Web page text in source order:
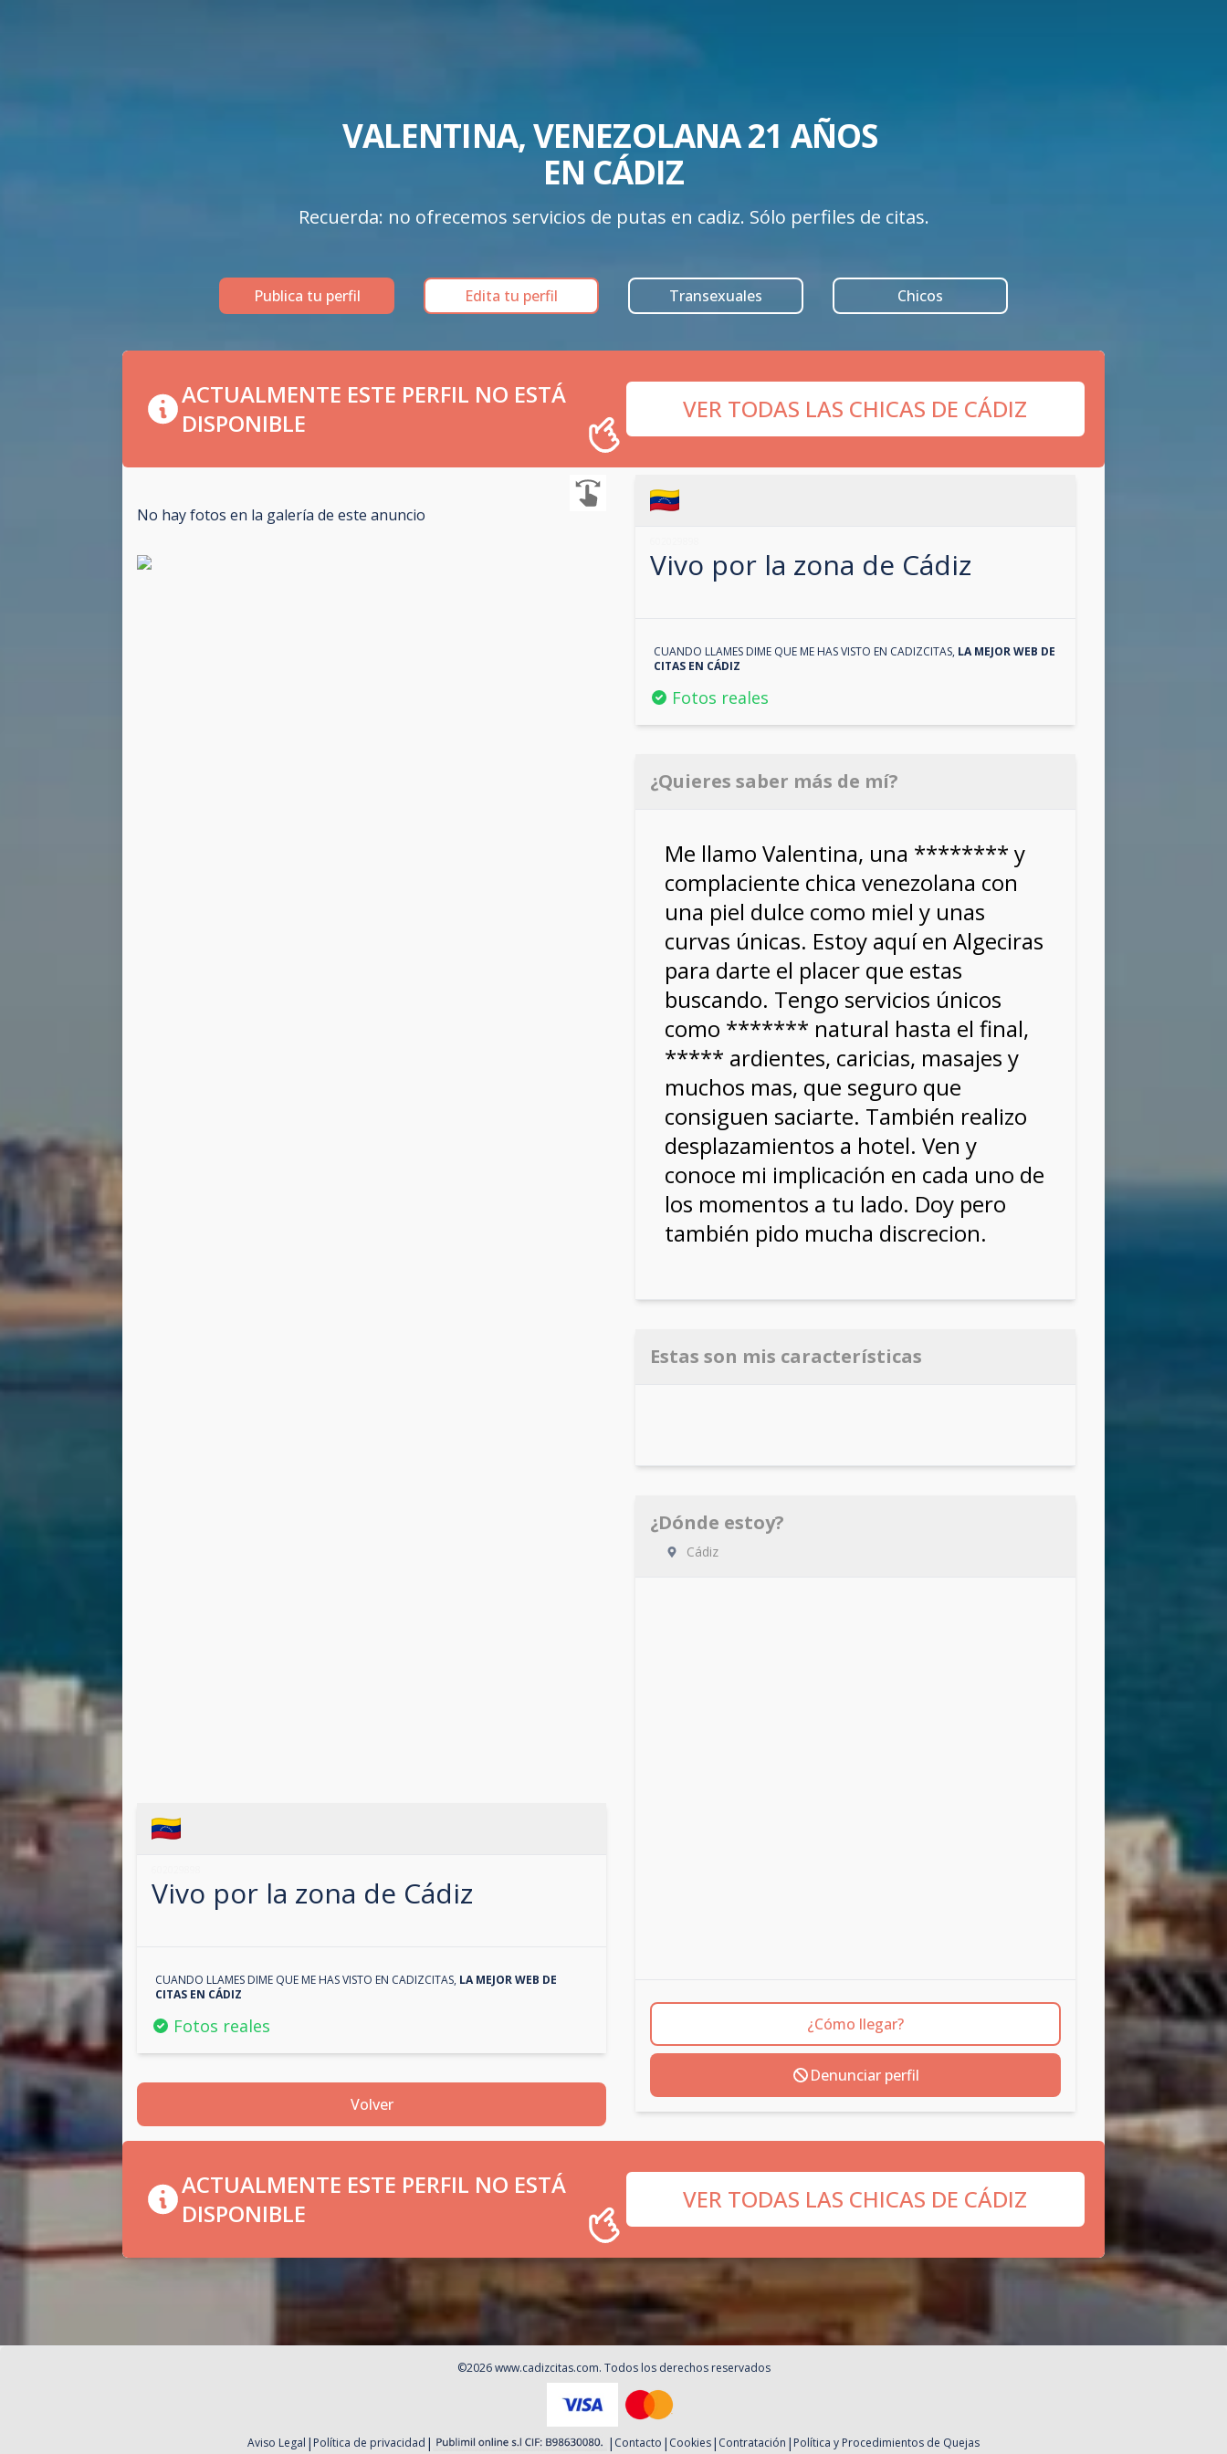
VALENTINA, VENEZOLANA 21 AÑOS
EN CÁDIZ
Recuerda: no ofrecemos servicios de putas en cadiz. Sólo perfiles de citas.
Publica tu perfil Edita tu perfil Transexuales Chicos
ACTUALMENTE ESTE PERFIL NO ESTÁ
DISPONIBLE
VER TODAS LAS CHICAS DE CÁDIZ
No hay fotos en la galería de este anuncio
Vivo por la zona de Cádiz
CUANDO LLAMES DIME QUE ME HAS VISTO EN CADIZCITAS, LA MEJOR WEB DE
CITAS EN CÁDIZ
Fotos reales
Volver
Vivo por la zona de Cádiz
CUANDO LLAMES DIME QUE ME HAS VISTO EN CADIZCITAS, LA MEJOR WEB DE
CITAS EN CÁDIZ
Fotos reales
¿Quieres saber más de mí?
Me llamo Valentina, una ******** y
complaciente chica venezolana con
una piel dulce como miel y unas
curvas únicas. Estoy aquí en Algeciras
para darte el placer que estas
buscando. Tengo servicios únicos
como ******* natural hasta el final,
***** ardientes, caricias, masajes y
muchos mas, que seguro que
consiguen saciarte. También realizo
desplazamientos a hotel. Ven y
conoce mi implicación en cada uno de
los momentos a tu lado. Doy pero
también pido mucha discrecion.
Estas son mis características
¿Dónde estoy?
Cádiz
¿Cómo llegar?
Denunciar perfil
ACTUALMENTE ESTE PERFIL NO ESTÁ
DISPONIBLE
VER TODAS LAS CHICAS DE CÁDIZ
©2026 www.cadizcitas.com. Todos los derechos reservados
Aviso Legal | Política de privacidad | | Contacto | Cookies| Contratación | Política y Procedimientos de Quejas